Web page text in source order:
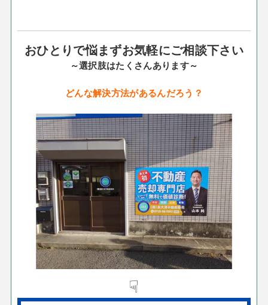
おひとりで悩まずお気軽にご相談下さい
～選択肢はたくさんあります～
どんな解決方法があるんだろう？
☟